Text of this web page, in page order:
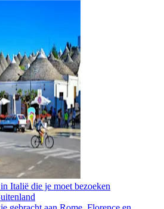
Italië die je moet bezoeken